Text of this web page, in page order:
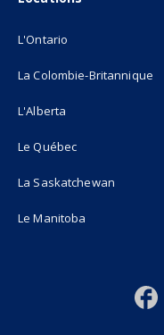
L'Ontario
La Colombie-Britannique
L'Alberta
Le Québec
La Saskatchewan
Le Manitoba